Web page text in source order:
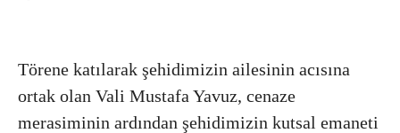
Törene katılarak şehidimizin ailesinin acısına
ortak olan Vali Mustafa Yavuz, cenaze
merasiminin ardından şehidimizin kutsal emaneti